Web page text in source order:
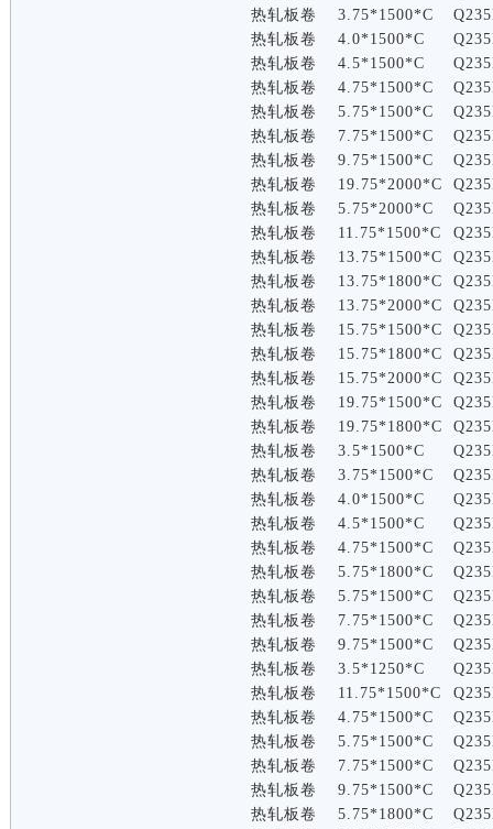
热轧板卷
3.75*1500*C
热轧板卷
4.0*1500*C
热轧板卷
4.5*1500*C
热轧板卷
4.75*1500*C
热轧板卷
5.75*1500*C
热轧板卷
7.75*1500*C
热轧板卷
9.75*1500*C
热轧板卷
19.75*2000*C
热轧板卷
5.75*2000*C
热轧板卷
11.75*1500*C
热轧板卷
13.75*1500*C
热轧板卷
13.75*1800*C
热轧板卷
13.75*2000*C
热轧板卷
15.75*1500*C
热轧板卷
15.75*1800*C
热轧板卷
15.75*2000*C
热轧板卷
19.75*1500*C
热轧板卷
19.75*1800*C
热轧板卷
3.5*1500*C
热轧板卷
3.75*1500*C
热轧板卷
4.0*1500*C
热轧板卷
4.5*1500*C
热轧板卷
4.75*1500*C
热轧板卷
5.75*1800*C
热轧板卷
5.75*1500*C
热轧板卷
7.75*1500*C
热轧板卷
9.75*1500*C
热轧板卷
3.5*1250*C
热轧板卷
11.75*1500*C
热轧板卷
4.75*1500*C
热轧板卷
5.75*1500*C
热轧板卷
7.75*1500*C
热轧板卷
9.75*1500*C
热轧板卷
5.75*1800*C